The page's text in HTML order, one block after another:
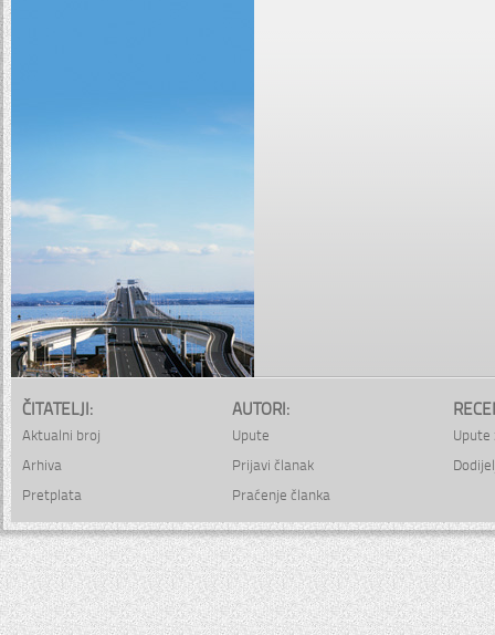
ČITATELJI:
Aktualni broj
Arhiva
Pretplata
AUTORI:
Upute
Prijavi članak
Praćenje članka
Upute